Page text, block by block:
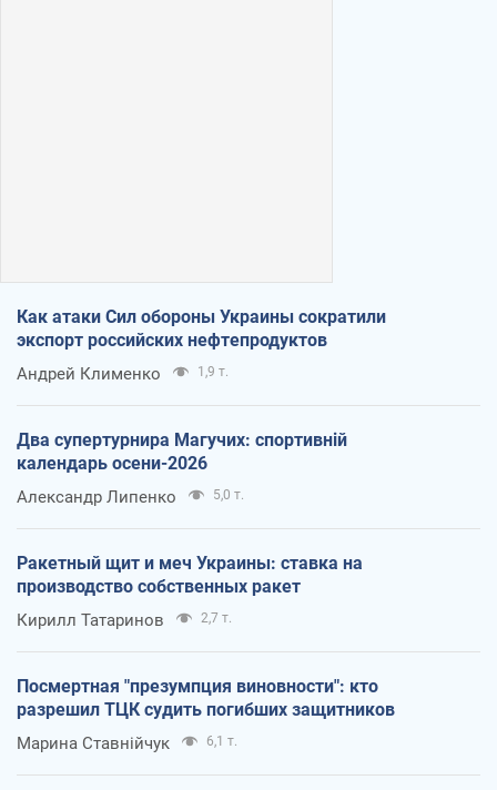
Как атаки Сил обороны Украины сократили
экспорт российских нефтепродуктов
Андрей Клименко 1,9 т.
Два супертурнира Магучих: спортивній
календарь осени-2026
Александр Липенко 5,0 т.
Ракетный щит и меч Украины: ставка на
производство собственных ракет
Кирилл Татаринов 2,7 т.
Посмертная "презумпция виновности": кто
разрешил ТЦК судить погибших защитников
Марина Ставнійчук 6,1 т.